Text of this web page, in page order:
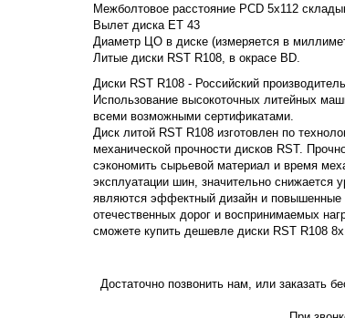
Межболтовое расстояние PCD 5x112
Вылет диска ET 43
Диаметр ЦО в диске (измеряется в
Литые диски RST R108, в окрасе BD.
Диски RST R108 - Российский
Использование высокоточных литейных
всеми возможными сертификатами.
Диск литой RST R108 изготовлен по
механической прочности дисков RST.
сэкономить сырьевой материал и время
эксплуатации шин, значительно
являются эффектный дизайн и повышенные
отечественных дорог и воспринимаемых
сможете купить дешевле диски RST R108
Достаточно позвонить нам, или заказать